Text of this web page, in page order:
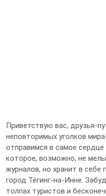
Приветствую вас, друзья-
неповторимых уголков
отправимся в самое сердце
которое, возможно, не
журналов, но хранит в
город Тёгинг-на-Инне.
толпах туристов и